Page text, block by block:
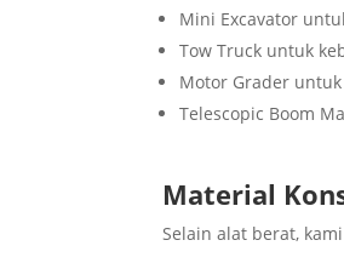
Mini Excavator
Tow Truck untuk
Motor Grader
Telescopic Boom
Material
Selain alat berat,